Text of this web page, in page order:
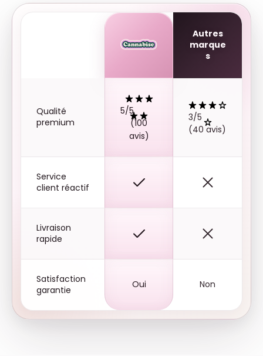
Autres
marque
s
Qualité
premium
5/5
(100
avis)
3/5
(40 avis)
Service
client réactif
Livraison
rapide
Satisfaction
garantie
Oui Non